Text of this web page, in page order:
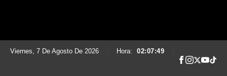
Viernes, 7 De Agosto De 2026 Hora: 02:07:50